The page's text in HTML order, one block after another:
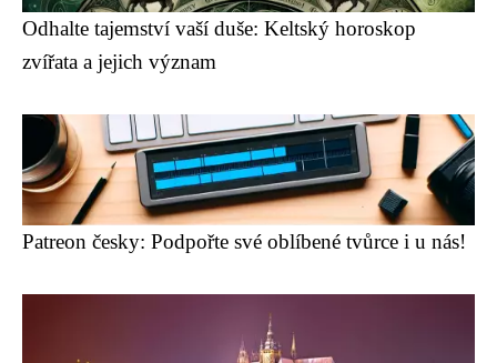
Odhalte tajemství vaší duše: Keltský horoskop
zvířata a jejich význam
Patreon česky: Podpořte své oblíbené tvůrce i u nás!